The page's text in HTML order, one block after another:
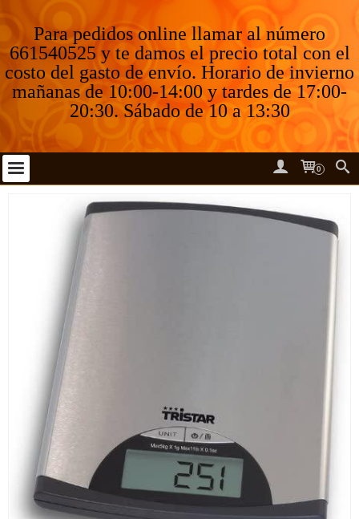
Para pedidos online llamar al número
661540525 y te damos el precio total con el
costo del gasto de envío. Horario de invierno
mañanas de 10:00-14:00 y tardes de 17:00-
20:30. Sábado de 10 a 13:30
0